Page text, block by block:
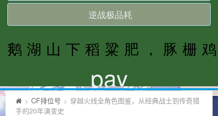
> CF排位号 > 穿越火线全角色图鉴，从经典战士到传奇猎
手的20年演变史